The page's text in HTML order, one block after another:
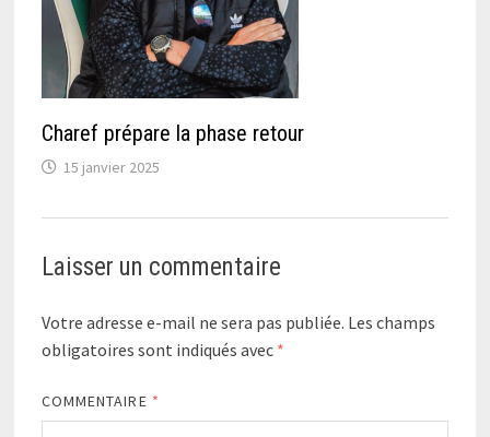
Charef prépare la phase retour
15 janvier 2025
Laisser un commentaire
Votre adresse e-mail ne sera pas publiée. Les champs
obligatoires sont indiqués avec *
COMMENTAIRE *